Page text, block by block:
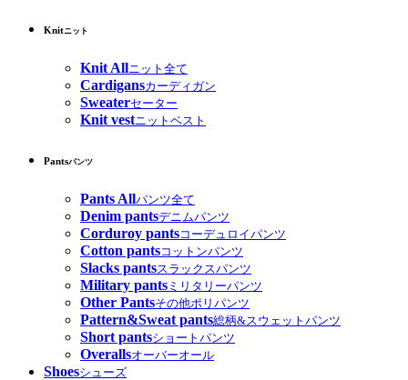
Knitニット
Knit Allニット全て
Cardigansカーディガン
Sweaterセーター
Knit vestニットベスト
Pantsパンツ
Pants Allパンツ全て
Denim pantsデニムパンツ
Corduroy pantsコーデュロイパンツ
Cotton pantsコットンパンツ
Slacks pantsスラックスパンツ
Military pants ミリタリーパンツ
Other Pantsその他ポリパンツ
Pattern&Sweat pants総柄&スウェットパンツ
Short pantsショートパンツ
Overallsオーバーオール
Shoesシューズ